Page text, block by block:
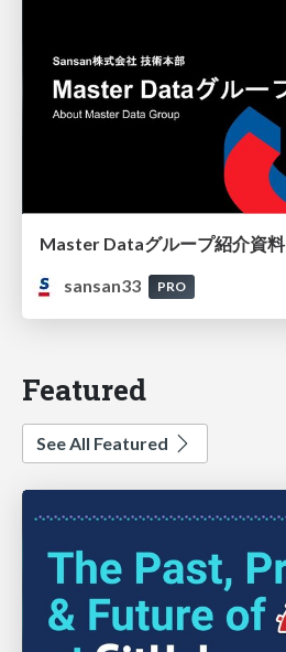
Master Dataグループ紹介資料
sansan33
PRO
Featured
See All Featured